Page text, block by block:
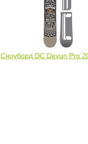
Сноуборд DC Devun Pro